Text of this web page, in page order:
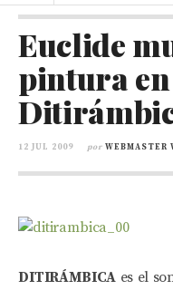
Euclide
pintura
12 JUL 2009 por WEBMASTER
DITIRÁMBICA es el